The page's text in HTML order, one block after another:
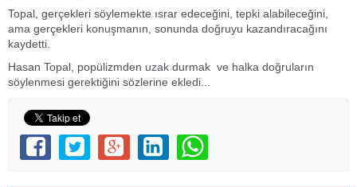
Topal, gerçekleri söylemekte ısrar edeceğini, tepki alabileceğini,
ama gerçekleri konuşmanın, sonunda doğruyu kazandıracağını
kaydetti.
Hasan Topal, popülizmden uzak durmak ve halka doğruların
söylenmesi gerektiğini sözlerine ekledi...